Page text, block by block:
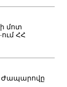
մոտ
ՀՀ
Ժապարովը